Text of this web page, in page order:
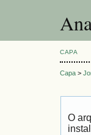
CAPA
Capa >
O